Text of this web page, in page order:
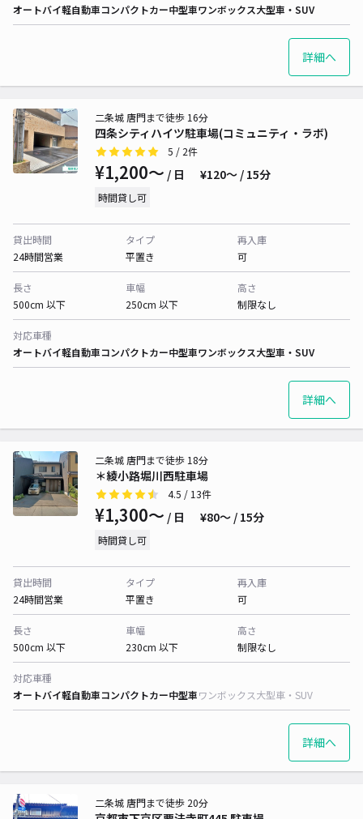
オートバイ軽自動車コンパクトカー中型車ワンボックス大型車・SUV
詳細へ
四条シティハイツ駐車場(コミュニティ・ラボ)
二条城 唐門まで徒歩 16分
5 / 2件
¥1,200〜 / 日 ¥120〜 / 15分
時間貸し可
貸出時間
24時間営業
タイプ
平置き
再入庫
可
長さ
500cm 以下
車幅
250cm 以下
高さ
制限なし
対応車種
オートバイ軽自動車コンパクトカー中型車ワンボックス大型車・SUV
詳細へ
＊綾小路堀川西駐車場
二条城 唐門まで徒歩 18分
4.5 / 13件
¥1,300〜 / 日 ¥80〜 / 15分
時間貸し可
貸出時間
24時間営業
タイプ
平置き
再入庫
可
長さ
500cm 以下
車幅
230cm 以下
高さ
制限なし
対応車種
オートバイ軽自動車コンパクトカー中型車ワンボックス大型車・SUV
詳細へ
二条城 唐門まで徒歩 20分